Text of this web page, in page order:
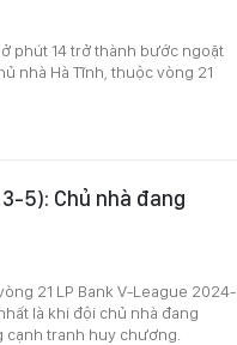
phút 14 trở thành bước ngoặt
nhà Hà Tĩnh, thuộc vòng 21
5): Chủ nhà đang
21 LP Bank V-League 2024-
là khi đội chủ nhà đang
tranh huy chương.